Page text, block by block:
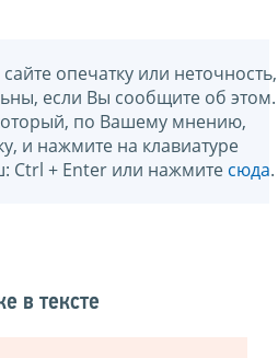
опечатку или неточность,
если Вы сообщите об этом.
по Вашему мнению,
и нажмите на клавиатуре
Ctrl + Enter или нажмите сюда.
в тексте